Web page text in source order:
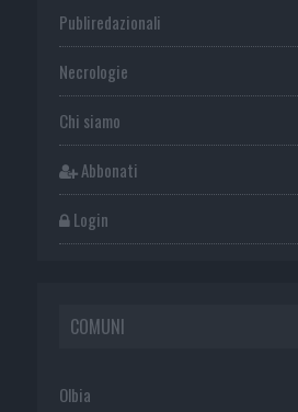
Publiredazionali
Necrologie
Chi siamo
Abbonati
Login
COMUNI
Olbia